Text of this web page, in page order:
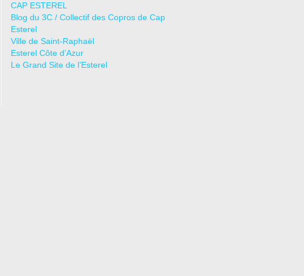
CAP ESTEREL
Blog du 3C / Collectif des Copros de Cap
Esterel
Ville de Saint-Raphaël
Esterel Côte d’Azur
Le Grand Site de l’Esterel